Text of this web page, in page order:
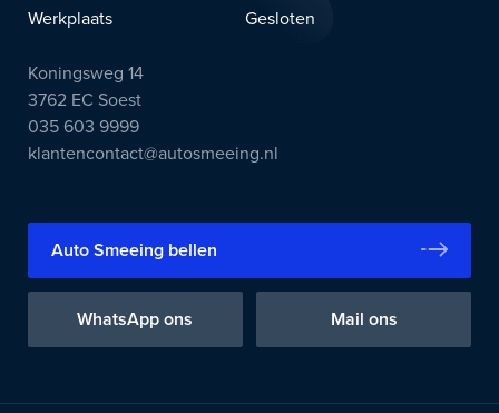
Werkplaats
Gesloten
Koningsweg 14
3762 EC Soest
035 603 9999
klantencontact@autosmeeing.nl
Auto Smeeing bellen
WhatsApp ons Mail ons